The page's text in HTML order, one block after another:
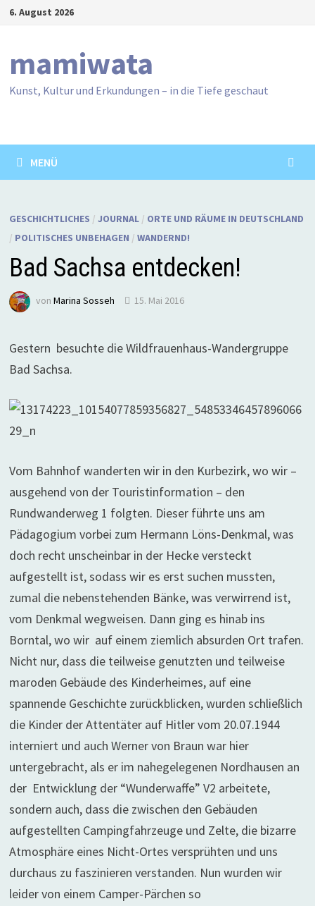
Zum6. August 2026
mamiwata
Kunst, Kultur und Erkundungen – in die Tiefe geschaut
MENÜ
GESCHICHTLICHES / JOURNAL/ ORTE UND RÄUME IN DEUTSCHLAND
/ POLITISCHES UNBEHAGEN / WANDERND!
Bad Sachsa entdecken!
von Marina Sosseh 15. Mai 2016
Gestern besuchte die Wildfrauenhaus-Wandergruppe
Bad Sachsa.
Vom Bahnhof wanderten wir in den Kurbezirk, wo wir –
ausgehend von der Touristinformation – den
Rundwanderweg 1 folgten. Dieser führte uns am
Pädagogium vorbei zum Hermann Löns-Denkmal, was
doch recht unscheinbar in der Hecke versteckt
aufgestellt ist, sodass wir es erst suchen mussten,
zumal die nebenstehenden Bänke, was verwirrend ist,
vom Denkmal wegweisen. Dann ging es hinab ins
Borntal, wo wir auf einem ziemlich absurden Ort trafen.
Nicht nur, dass die teilweise genutzten und teilweise
maroden Gebäude des Kinderheimes, auf eine
spannende Geschichte zurückblicken, wurden schließlich
die Kinder der Attentäter auf Hitler vom 20.07.1944
interniert und auch Werner von Braun war hier
untergebracht, als er im nahegelegenen Nordhausen an
der Entwicklung der “Wunderwaffe” V2 arbeitete,
sondern auch, dass die zwischen den Gebäuden
aufgestellten Campingfahrzeuge und Zelte, die bizarre
Atmosphäre eines Nicht-Ortes versprühten und uns
durchaus zu faszinieren verstanden. Nun wurden wir
leider von einem Camper-Pärchen so